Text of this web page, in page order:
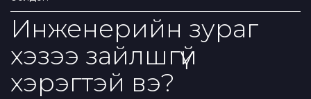
Инженерийн зураг
хэзээ зайлшгүй
хэрэгтэй вэ?